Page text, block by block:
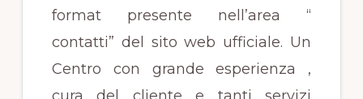
format presente nell’area “
contatti” del sito web ufficiale. Un
Centro con grande esperienza ,